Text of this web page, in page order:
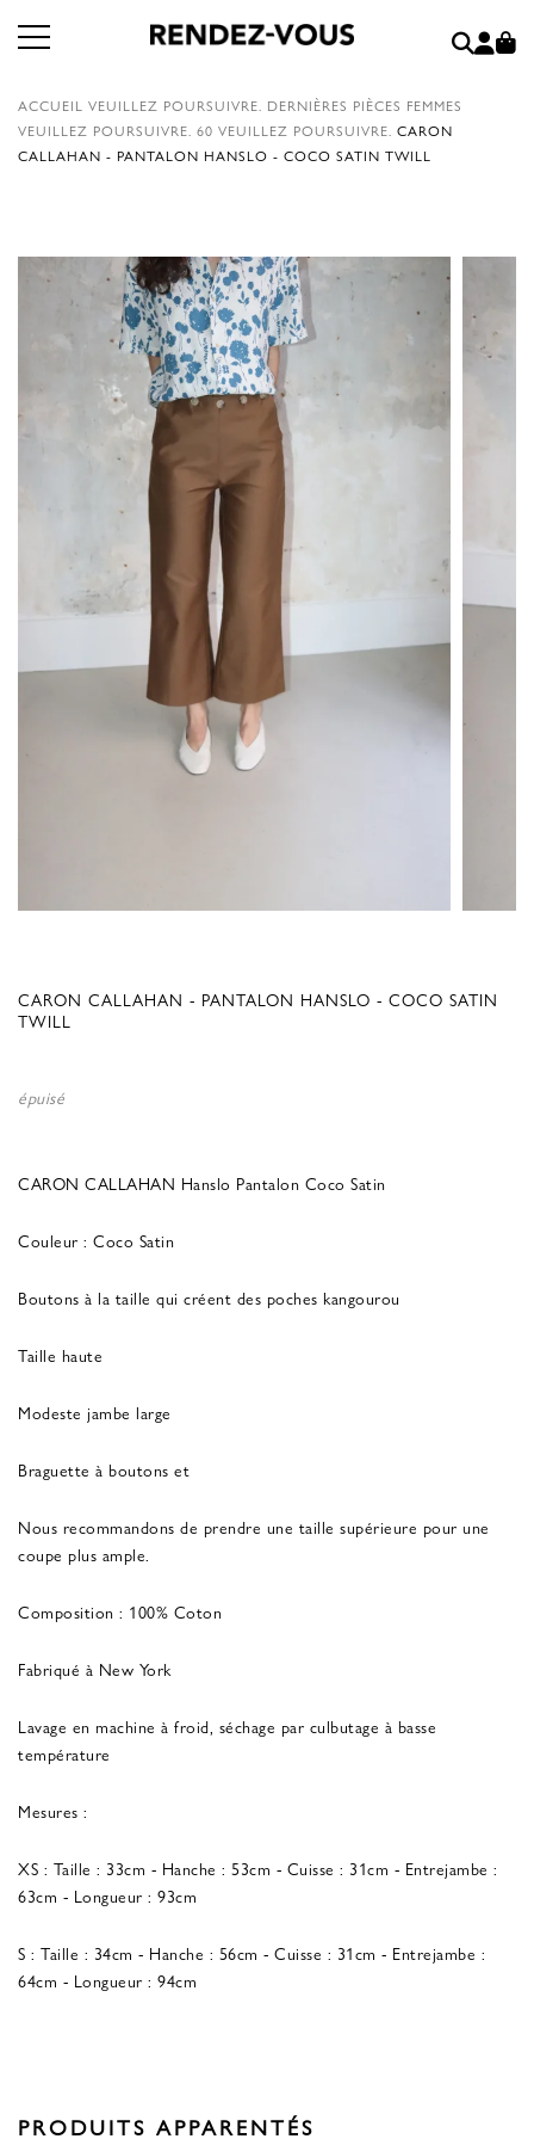
ACCUEIL VEUILLEZ POURSUIVRE. DERNIÈRES PIÈCES FEMMES
VEUILLEZ POURSUIVRE. 60 VEUILLEZ POURSUIVRE. CARON
CALLAHAN - PANTALON HANSLO - COCO SATIN TWILL
CARON CALLAHAN - PANTALON HANSLO - COCO SATIN
TWILL
épuisé
CARON CALLAHAN Hanslo Pantalon Coco Satin
Couleur : Coco Satin
Boutons à la taille qui créent des poches kangourou
Taille haute
Modeste jambe large
Braguette à boutons et
Nous recommandons de prendre une taille supérieure pour une
coupe plus ample.
Composition : 100% Coton
Fabriqué à New York
Lavage en machine à froid, séchage par culbutage à basse
température
Mesures :
XS : Taille : 33cm - Hanche : 53cm - Cuisse : 31cm - Entrejambe :
63cm - Longueur : 93cm
S : Taille : 34cm - Hanche : 56cm - Cuisse : 31cm - Entrejambe :
64cm - Longueur : 94cm
PRODUITS APPARENTÉS